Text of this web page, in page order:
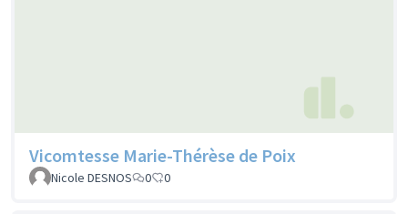
Vicomtesse Marie-Thérèse de Poix
Nicole DESNOS 0 0